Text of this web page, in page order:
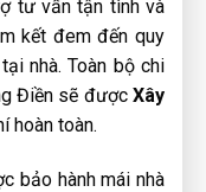
tư vấn tận tình và
kết đem đến quy
nhà. Toàn bộ chi
Điền sẽ được Xây
hoàn toàn.
bảo hành mái nhà